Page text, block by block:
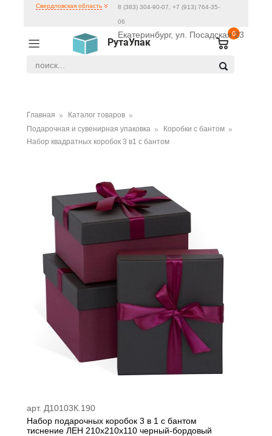
РутаУпак
0
Свердловская область 8 (383) 304-90-07, +7 (913) 764-35-
06
Екатеринбург, ул. Посадская 23
Главная
Каталог товаров
Подарочная и сувенирная упаковка
Коробки с бантом
Набор квадратных коробок 3 в1 с бантом
арт. Д10103К.190
Набор подарочных коробок 3 в 1 с бантом
тиснение ЛЕН 210x210x110 черный-бордовый